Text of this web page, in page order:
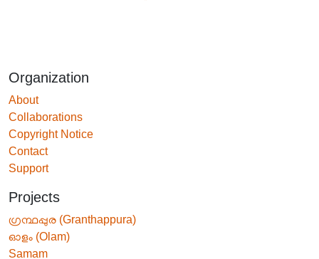
Organization
About
Collaborations
Copyright Notice
Contact
Support
Projects
ഗ്രന്ഥപ്പുര (Granthappura)
ഓളം (Olam)
Samam